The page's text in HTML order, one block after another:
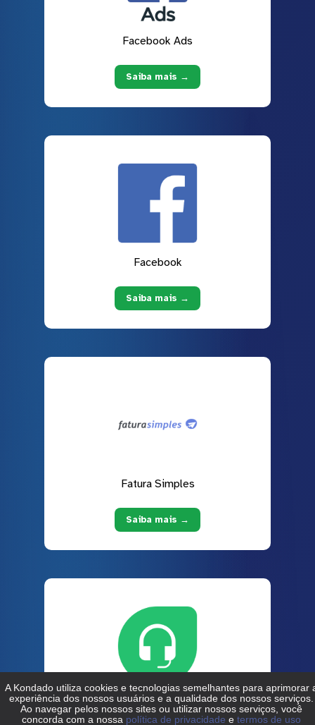
Facebook Ads
Saiba mais →
Facebook
Saiba mais →
Fatura Simples
Saiba mais →
Freshdesk